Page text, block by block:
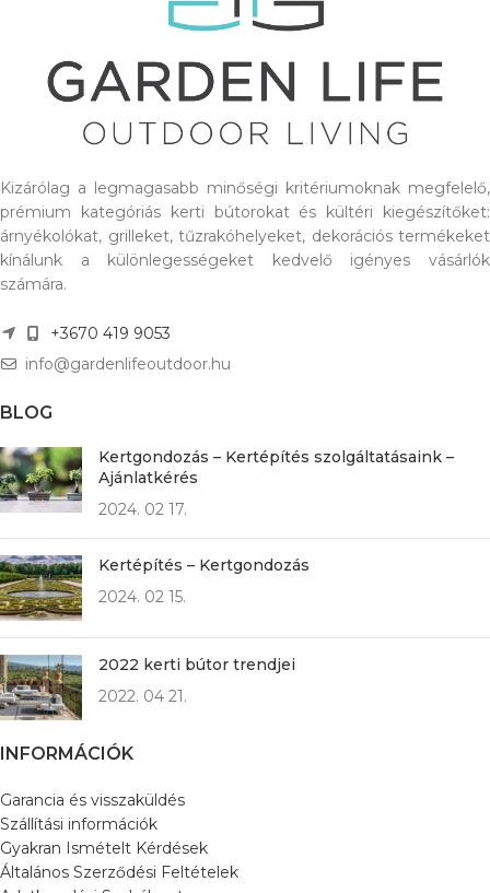
Kizárólag a legmagasabb minőségi kritériumoknak megfelelő,
prémium kategóriás kerti bútorokat és kültéri kiegészítőket:
árnyékolókat, grilleket, tűzrakóhelyeket, dekorációs termékeket
kínálunk a különlegességeket kedvelő igényes vásárlók
számára.
+3670 419 9053
info@gardenlifeoutdoor.hu
BLOG
Kertgondozás – Kertépítés szolgáltatásaink –
Ajánlatkérés
2024. 02 17.
Kertépítés – Kertgondozás
2024. 02 15.
2022 kerti bútor trendjei
2022. 04 21.
INFORMÁCIÓK
Garancia és visszaküldés
Szállítási információk
Gyakran Ismételt Kérdések
Általános Szerződési Feltételek